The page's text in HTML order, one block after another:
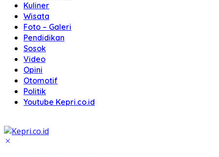
Kuliner
Wisata
Foto – Galeri
Pendidikan
Sosok
Video
Opini
Otomotif
Politik
Youtube Kepri.co.id